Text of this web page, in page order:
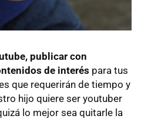
publicar con
de interés para tus
que requerirán de tiempo y
hijo quiere ser youtuber
lo mejor sea quitarle la